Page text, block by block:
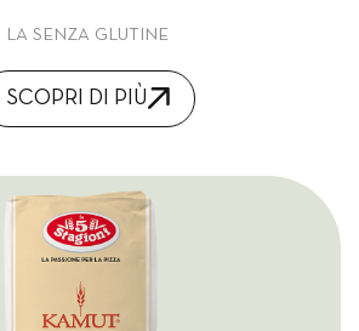
LA SENZA GLUTINE
SCOPRI DI PIÙ